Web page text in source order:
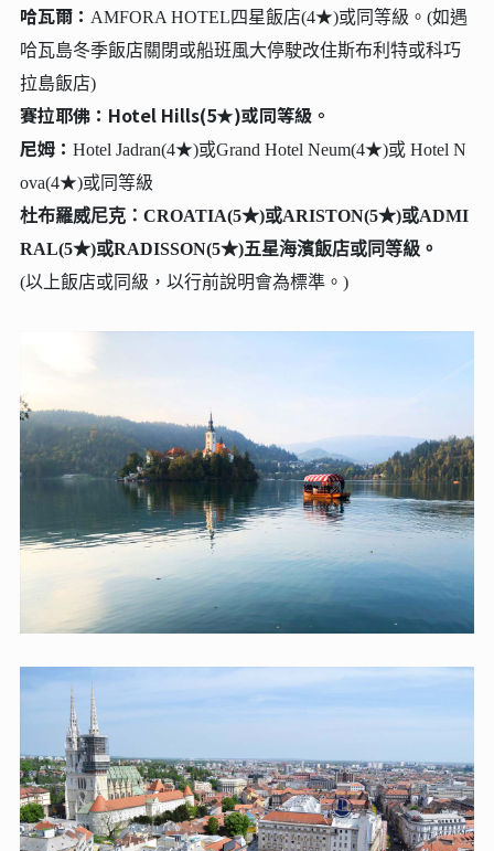
哈瓦爾： AMFORA HOTEL四星飯店(4★)或同等級。(如遇
哈瓦島冬季飯店關閉或船班風大停駛改住斯布利特或科巧
拉島飯店)
賽拉耶佛：Hotel Hills(5★)或同等級。
尼姆： Hotel Jadran(4★)或Grand Hotel Neum(4★)或 Hotel N
ova(4★)或同等級
杜布羅威尼克：CROATIA(5★)或ARISTON(5★)或ADMI
RAL(5★)或RADISSON(5★)五星海濱飯店或同等級。
(以上飯店或同級，以行前說明會為標準。)